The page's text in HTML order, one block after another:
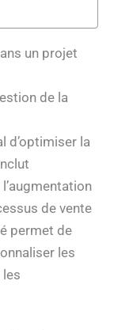
un projet
de la
d’optimiser la
de vente
permet de
les